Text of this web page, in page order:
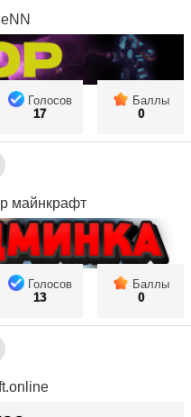
Голосов
17
Баллы
0
майнкрафт
Голосов
13
Баллы
0